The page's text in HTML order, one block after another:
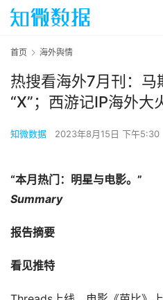
首页 海外舆情
热搜看海外7月刊：
“X”；西游记IP海外大
知微数据 2023年8月15日 下午5:30
“本月热门：明星与电影。”
Summary
报告摘要
看见推特